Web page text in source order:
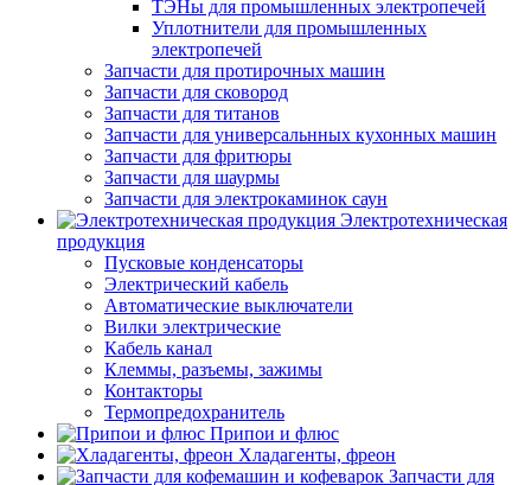
ТЭНы для промышленных электропечей
Уплотнители для промышленных
электропечей
Запчасти для протирочных машин
Запчасти для сковород
Запчасти для титанов
Запчасти для универсальнных кухонных машин
Запчасти для фритюры
Запчасти для шаурмы
Запчасти для электрокаминок саун
Электротехническая
продукция
Пусковые конденсаторы
Электрический кабель
Автоматические выключатели
Вилки электрические
Кабель канал
Клеммы, разъемы, зажимы
Контакторы
Термопредохранитель
Припои и флюс
Хладагенты, фреон
Запчасти для